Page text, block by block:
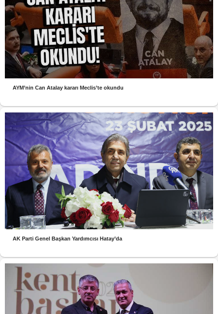
AYM’nin Can Atalay kararı Meclis’te okundu
AK Parti Genel Başkan Yardımcısı Hatay’da